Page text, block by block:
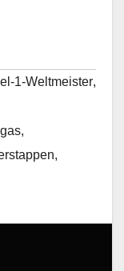
1-Weltmeister,
,
,